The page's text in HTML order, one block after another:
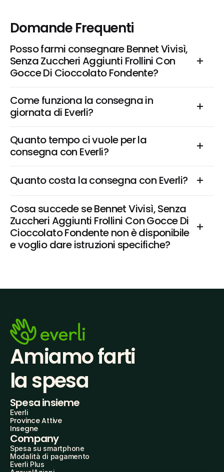
Domande Frequenti
Posso farmi consegnare Bennet Vivisì,
Senza Zuccheri Aggiunti Frollini Con
Gocce Di Cioccolato Fondente?
Come funziona la consegna in
giornata di Everli?
Quanto tempo ci vuole per la
consegna con Everli?
Quanto costa la consegna con Everli?
Cosa succede se Bennet Vivisì, Senza
Zuccheri Aggiunti Frollini Con Gocce Di
Cioccolato Fondente non è disponibile
e voglio dare istruzioni specifiche?
Amiamo farti
la spesa
Spesa insieme
Everli
Province Attive
Insegne
Company
Spesa su smartphone
Modalità di pagamento
Everli Plus